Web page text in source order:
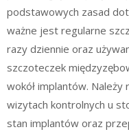
podstawowych zasad
ważne jest regularne
razy dziennie oraz
szczoteczek
wokół implantów.
wizytach kontrolnych u
stan implantów oraz